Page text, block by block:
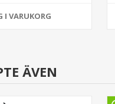
I VARUKORG
ÄVEN